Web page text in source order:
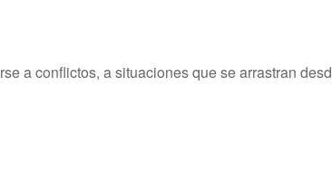
a conflictos, a situaciones que se arrastran